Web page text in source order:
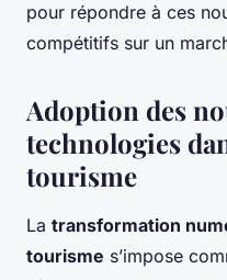
pour répondre à ces
compétitifs sur un
Adoption des
technologies
tourisme
La transformation
tourisme s’impose